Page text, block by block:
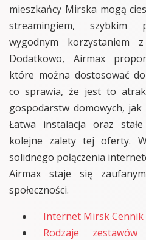
mieszkańcy Mirska mogą
streamingiem,
wygodnym korzystaniem
Dodatkowo, Airmax
które można dostosować
co sprawia, że jest to
gospodarstw domowych, jak
Łatwa instalacja oraz
kolejne zalety tej oferty.
solidnego połączenia
Airmax staje się
społeczności.
Internet Mirsk Cennik
Rodzaje